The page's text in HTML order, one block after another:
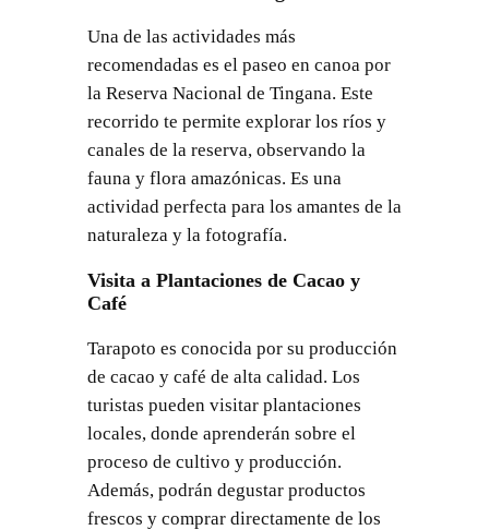
Una de las actividades más
recomendadas es el paseo en canoa por
la Reserva Nacional de Tingana. Este
recorrido te permite explorar los ríos y
canales de la reserva, observando la
fauna y flora amazónicas. Es una
actividad perfecta para los amantes de la
naturaleza y la fotografía.
Visita a Plantaciones de Cacao y
Café
Tarapoto es conocida por su producción
de cacao y café de alta calidad. Los
turistas pueden visitar plantaciones
locales, donde aprenderán sobre el
proceso de cultivo y producción.
Además, podrán degustar productos
frescos y comprar directamente de los